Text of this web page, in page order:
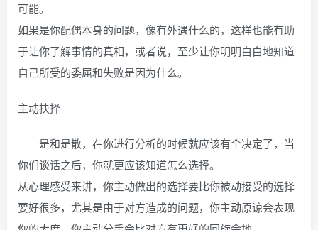
可能。
如果是你配偶本身的问题，像有外遇什么的，这样也能有助
于让你了解事情的真相，或者说，至少让你明明白白地知道
自己所受的委屈和失败是因为什么。
主动抉择
是和是散，在你进行分析的时候就应该有个决定了，当
你们谈话之后，你就更应该知道怎么选择。
从心理感受来讲，你主动做出的选择要比你被动接受的选择
要好很多，尤其是由于对方造成的问题，你主动原谅会表现